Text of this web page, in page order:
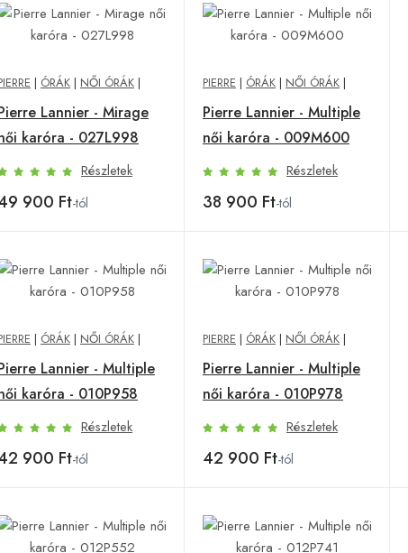
| ÓRÁK | NŐI ÓRÁK |
Lannier - Mirage
karóra - 027L998
Részletek
900 Ft-tól
PIERRE | ÓRÁK | NŐI ÓRÁK |
Pierre Lannier - Multiple
női karóra - 009M600
Részletek
38 900 Ft-tól
| ÓRÁK | NŐI ÓRÁK |
Lannier - Multiple
karóra - 010P958
Részletek
900 Ft-tól
PIERRE | ÓRÁK | NŐI ÓRÁK |
Pierre Lannier - Multiple
női karóra - 010P978
Részletek
42 900 Ft-tól